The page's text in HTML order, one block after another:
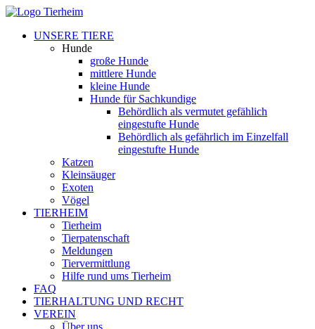
UNSERE TIERE
Hunde
große Hunde
mittlere Hunde
kleine Hunde
Hunde für Sachkundige
Behördlich als vermutet gefählich
eingestufte Hunde
Behördlich als gefährlich im Einzelfall
eingestufte Hunde
Katzen
Kleinsäuger
Exoten
Vögel
TIERHEIM
Tierheim
Tierpatenschaft
Meldungen
Tiervermittlung
Hilfe rund ums Tierheim
FAQ
TIERHALTUNG UND RECHT
VEREIN
Über uns